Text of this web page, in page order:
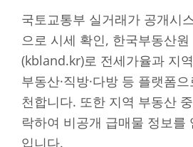
국토교통부 실거래가 공개시
으로 시세 확인, 한국부동산
(kbland.kr)로 전세가율과 지
부동산·직방·다방 등 플랫폼
천합니다. 또한 지역 부동산
락하여 비공개 급매물 정보를
입니다.